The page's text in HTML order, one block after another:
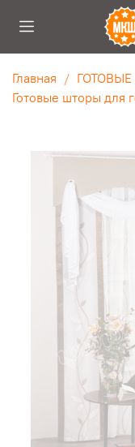
Главная
ГОТОВЫЕ
Готовые шторы для